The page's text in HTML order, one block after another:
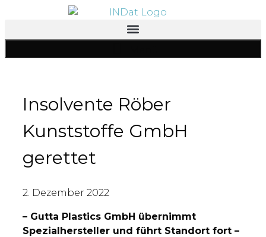
Insolvente Röber
Kunststoffe GmbH
gerettet
2. Dezember 2022
– Gutta Plastics GmbH übernimmt
Spezialhersteller und führt Standort fort –